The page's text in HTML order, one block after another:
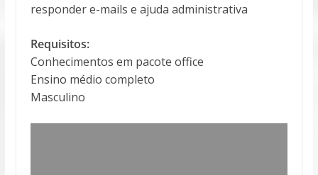
responder e-mails e ajuda administrativa
Requisitos:
Conhecimentos em pacote office
Ensino médio completo
Masculino